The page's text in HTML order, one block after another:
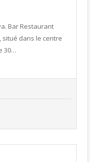
Bar Restaurant
situé dans le centre
30…